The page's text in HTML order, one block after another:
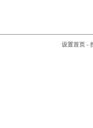
设置首页-